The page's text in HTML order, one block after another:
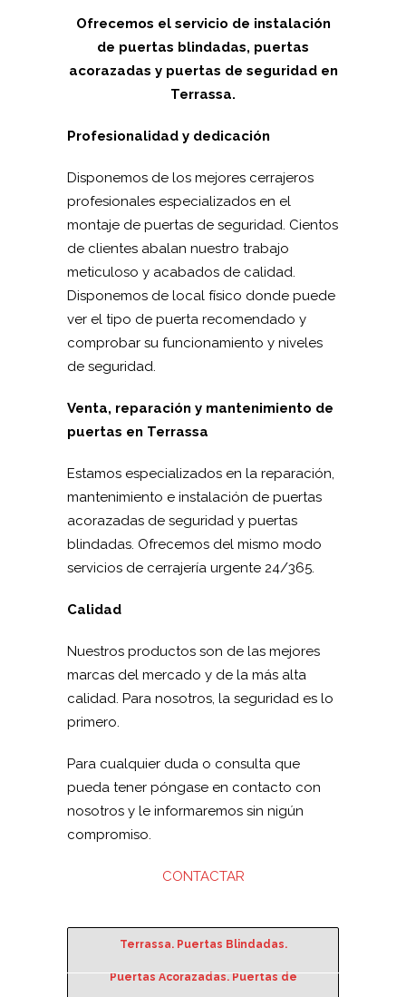
Ofrecemos el servicio de instalación
de puertas blindadas, puertas
acorazadas y puertas de seguridad en
Terrassa.
Profesionalidad y dedicación
Disponemos de los mejores cerrajeros
profesionales especializados en el
montaje de puertas de seguridad. Cientos
de clientes abalan nuestro trabajo
meticuloso y acabados de calidad.
Disponemos de local físico donde puede
ver el tipo de puerta recomendado y
comprobar su funcionamiento y niveles
de seguridad.
Venta, reparación y mantenimiento de
puertas en Terrassa
Estamos especializados en la reparación,
mantenimiento e instalación de puertas
acorazadas de seguridad y puertas
blindadas. Ofrecemos del mismo modo
servicios de cerrajería urgente 24/365.
Calidad
Nuestros productos son de las mejores
marcas del mercado y de la más alta
calidad. Para nosotros, la seguridad es lo
primero.
Para cualquier duda o consulta que
pueda tener póngase en contacto con
nosotros y le informaremos sin nigún
compromiso.
CONTACTAR
Terrassa. Puertas Blindadas.
Puertas Acorazadas. Puertas de